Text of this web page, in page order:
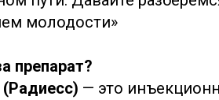
молодости»
препарат?
— это